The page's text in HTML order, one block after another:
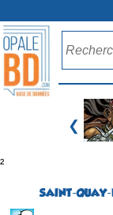
❮
²
SAINT-